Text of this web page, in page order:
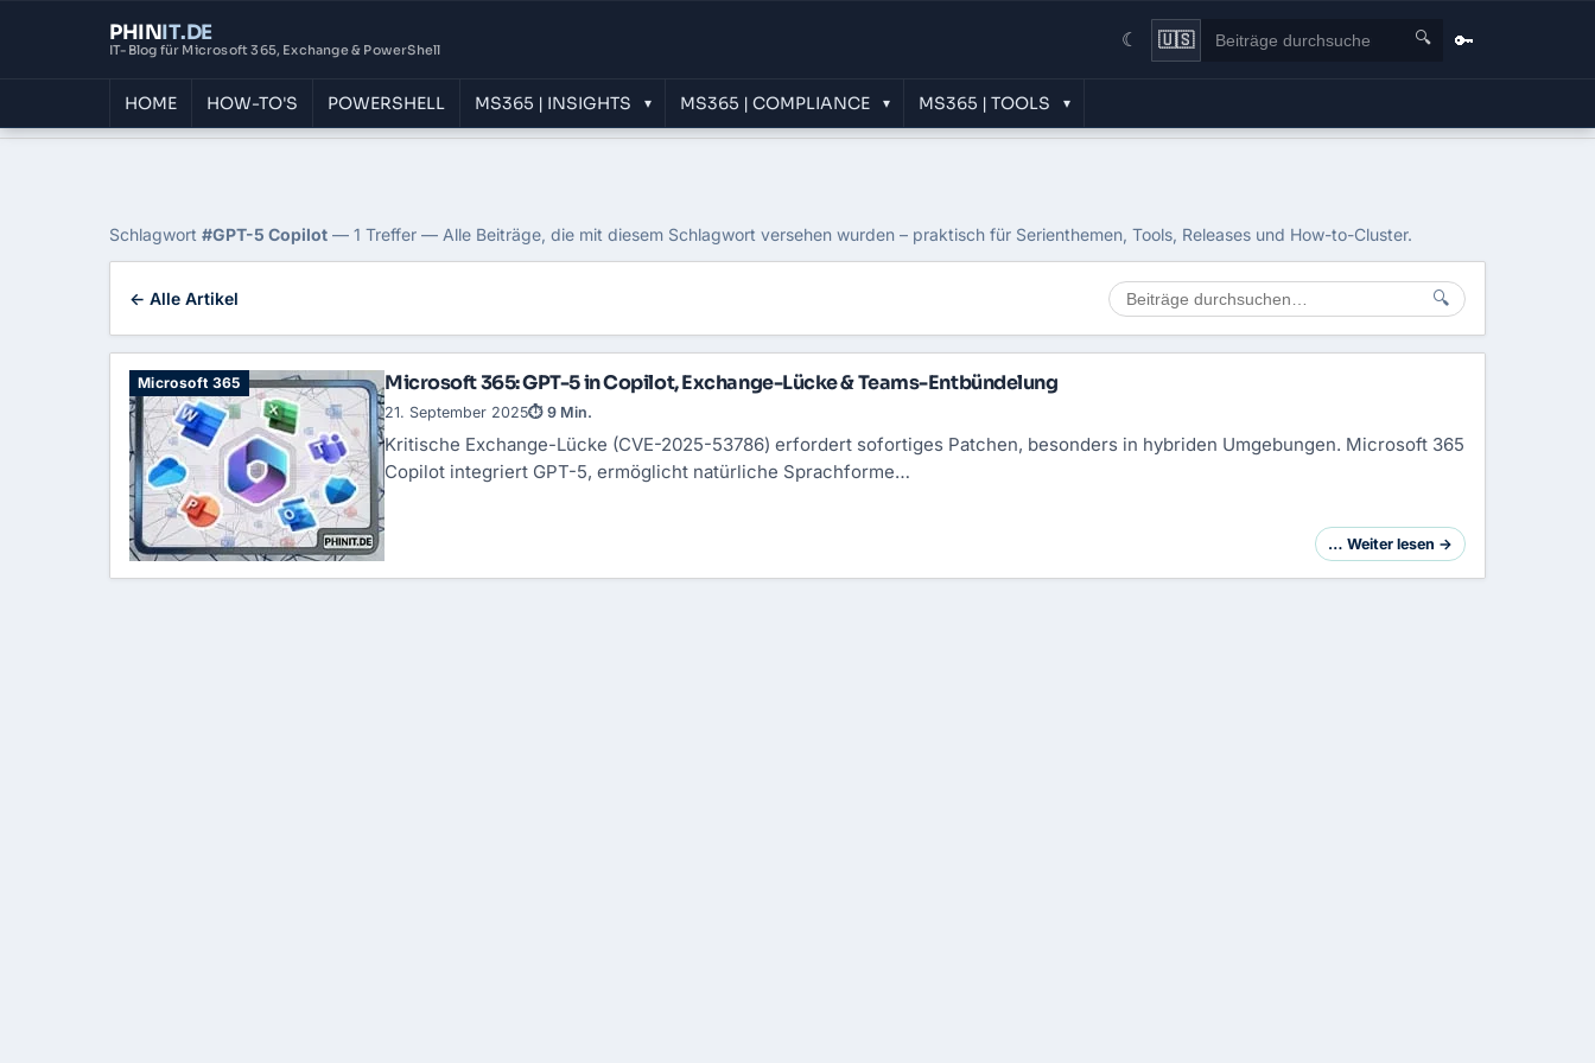
PHINIT.DE
IT-Blog für Microsoft 365, Exchange & PowerShell ☾ 🇺🇸 🔍 🔑
HOME HOW-TO'S POWERSHELL MS365 | INSIGHTS ▾ MS365 | COMPLIANCE ▾ MS365 | TOOLS ▾
Tag: GPT-5 Copilot
Schlagwort #GPT-5 Copilot — 1 Treffer — Alle Beiträge, die mit diesem Schlagwort versehen wurden – praktisch für Serienthemen, Tools, Releases und How-to-Cluster.
← Alle Artikel 🔍
Microsoft 365 Microsoft 365: GPT-5 in Copilot, Exchange-Lücke & Teams-Entbündelung
Kritische Exchange-Lücke (CVE-2025-53786) erfordert sofortiges Patchen, besonders in hybriden Umgebungen. Microsoft 365
Copilot integriert GPT-5, ermöglicht natürliche Sprachforme…
21. September 2025⏱ 9 Min.
… Weiter lesen →